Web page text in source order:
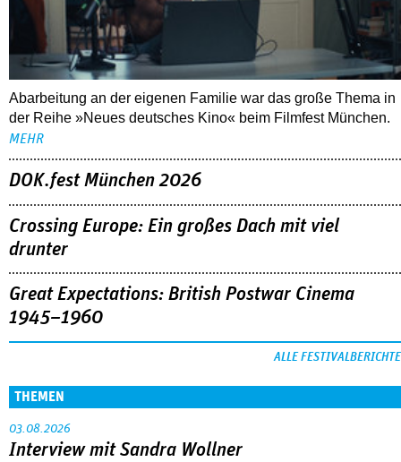
Abarbeitung an der eigenen Familie war das große Thema in
der Reihe »Neues deutsches Kino« beim Filmfest München.
MEHR
DOK.fest München 2026
Crossing Europe: Ein großes Dach mit viel
drunter
Great Expectations: British Postwar Cinema
1945–1960
ALLE FESTIVALBERICHTE
THEMEN
03.08.2026
Interview mit Sandra Wollner